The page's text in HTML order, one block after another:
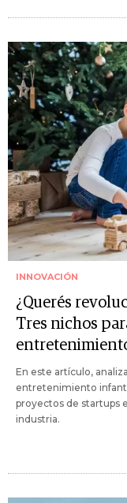
INNOVACIÓN
¿Querés
Tres nichos
En este artículo,
entretenimiento
proyectos de startups
industria.